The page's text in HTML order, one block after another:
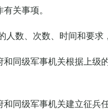
关事项。
人数、次数、时间和要求
同级军事机关根据上级
同级军事机关建立征兵